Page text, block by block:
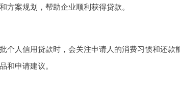
方案规划，帮助企业顺利获得贷款。
个人信用贷款时，会关注申请人的消费习惯和还款
和申请建议。